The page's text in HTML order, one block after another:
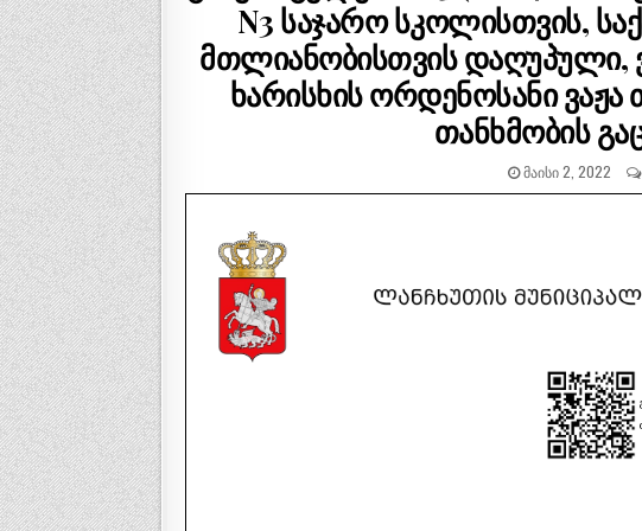
N3 საჯარო სკოლისთვის,
მთლიანობისთვის დაღუპული,
ხარისხის ორდენოსანი ვაჟა
თანხმობის
ᲛᲐᲘᲡᲘ 2, 2022